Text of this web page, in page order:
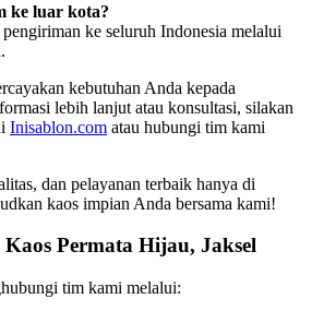
ke luar kota?
ke seluruh Indonesia melalui
kebutuhan Anda kepada
lebih lanjut atau konsultasi, silakan
Inisablon.com atau hubungi tim kami
dan pelayanan terbaik hanya di
kaos impian Anda bersama kami!
Permata Hijau, Jaksel
tim kami melalui: